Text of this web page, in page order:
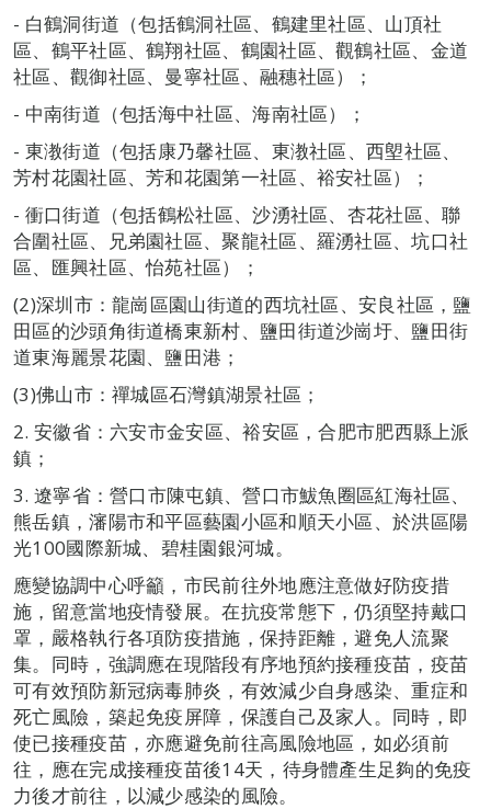
- 白鶴洞街道（包括鶴洞社區、鶴建里社區、山頂社
區、鶴平社區、鶴翔社區、鶴園社區、觀鶴社區、金道
社區、觀御社區、曼寧社區、融穗社區）；
- 中南街道（包括海中社區、海南社區）；
- 東漖街道（包括康乃馨社區、東漖社區、西塱社區、
芳村花園社區、芳和花園第一社區、裕安社區）；
- 衝口街道（包括鶴松社區、沙湧社區、杏花社區、聯
合圍社區、兄弟園社區、聚龍社區、羅湧社區、坑口社
區、匯興社區、怡苑社區）；
(2)深圳市：龍崗區園山街道的西坑社區、安良社區，鹽
田區的沙頭角街道橋東新村、鹽田街道沙崗圩、鹽田街
道東海麗景花園、鹽田港；
(3)佛山市：禪城區石灣鎮湖景社區；
2. 安徽省：六安市金安區、裕安區，合肥市肥西縣上派
鎮；
3. 遼寧省：營口市陳屯鎮、營口市鮁魚圈區紅海社區、
熊岳鎮，瀋陽市和平區藝園小區和順天小區、於洪區陽
光100國際新城、碧桂園銀河城。
應變協調中心呼籲，市民前往外地應注意做好防疫措
施，留意當地疫情發展。在抗疫常態下，仍須堅持戴口
罩，嚴格執行各項防疫措施，保持距離，避免人流聚
集。同時，強調應在現階段有序地預約接種疫苗，疫苗
可有效預防新冠病毒肺炎，有效減少自身感染、重症和
死亡風險，築起免疫屏障，保護自己及家人。同時，即
使已接種疫苗，亦應避免前往高風險地區，如必須前
往，應在完成接種疫苗後14天，待身體產生足夠的免疫
力後才前往，以減少感染的風險。